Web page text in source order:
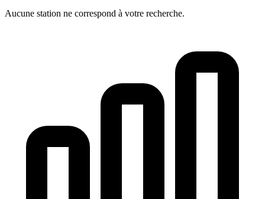
Aucune station ne correspond à votre recherche.